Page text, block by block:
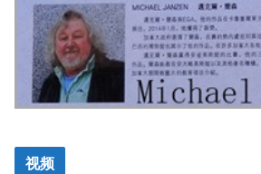
视频